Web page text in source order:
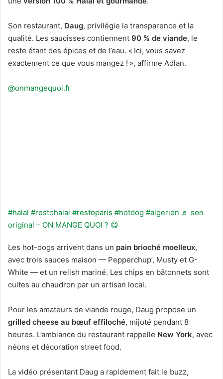
Son restaurant, Daug, privilégie la transparence et la
qualité. Les saucisses contiennent 90 % de viande, le
reste étant des épices et de l’eau. « Ici, vous savez
exactement ce que vous mangez ! », affirme Adlan.
@onmangequoi.fr
#halal #restohalal #restoparis #hotdog #algerien ♬ son
original – ON MANGE QUOI ? 😋
Les hot-dogs arrivent dans un pain brioché moelleux,
avec trois sauces maison — Pepperchup’, Musty et G-
White — et un relish mariné. Les chips en bâtonnets sont
cuites au chaudron par un artisan local.
Pour les amateurs de viande rouge, Daug propose un
grilled cheese au bœuf effiloché, mijoté pendant 8
heures. L’ambiance du restaurant rappelle New York, avec
néons et décoration street food.
La vidéo présentant Daug a rapidement fait le buzz,